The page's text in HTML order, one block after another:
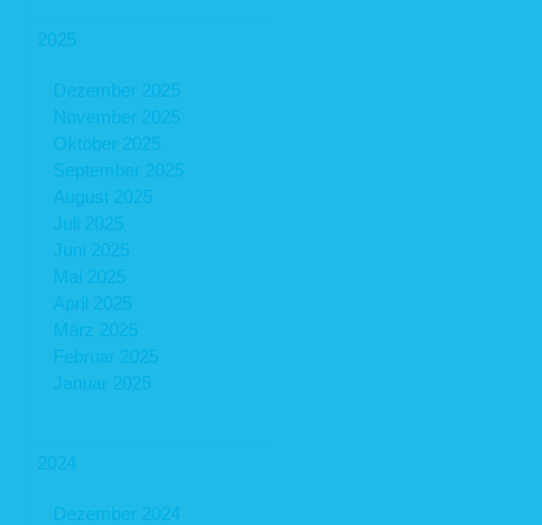
2025
Dezember 2025
November 2025
Oktober 2025
September 2025
August 2025
Juli 2025
Juni 2025
Mai 2025
April 2025
März 2025
Februar 2025
Januar 2025
2024
Dezember 2024